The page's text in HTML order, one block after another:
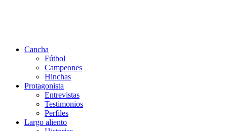
Cancha
Fútbol
Campeones
Hinchas
Protagonista
Entrevistas
Testimonios
Perfiles
Largo aliento